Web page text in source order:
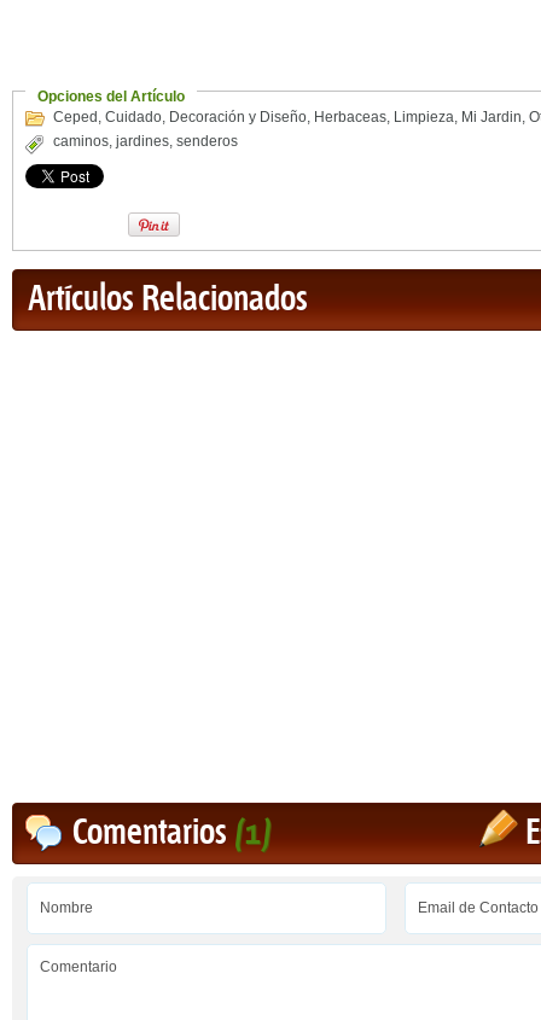
Opciones del Artículo
Ceped , Cuidado, Decoración y Diseño, Herbaceas, Limpieza, Mi Jardin,
caminos, jardines, senderos
Artículos Relacionados
Comentarios(1)